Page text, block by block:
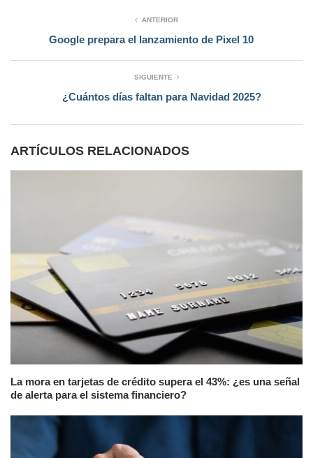
ANTERIOR
Google prepara el lanzamiento de Pixel 10
SIGUIENTE
¿Cuántos días faltan para Navidad 2025?
ARTÍCULOS RELACIONADOS
La mora en tarjetas de crédito supera el 43%: ¿es una señal
de alerta para el sistema financiero?